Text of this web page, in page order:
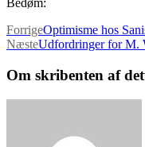
Bedøm:
ForrigeOptimisme hos
NæsteUdfordringer for M.
Om skribenten af